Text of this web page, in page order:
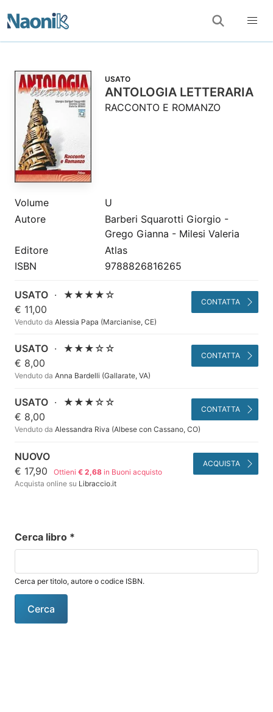
USATO
ANTOLOGIA LETTERARIA
RACCONTO E ROMANZO
Volume
U
Autore
Barberi Squarotti Giorgio -
Grego Gianna - Milesi Valeria
Editore
Atlas
ISBN
9788826816265
USATO ·
★★★★☆
€ 11,00
Venduto da Alessia Papa (Marcianise, CE)
CONTATTA
USATO ·
★★★☆☆
€ 8,00
Venduto da Anna Bardelli (Gallarate, VA)
CONTATTA
USATO ·
★★★☆☆
€ 8,00
Venduto da Alessandra Riva (Albese con Cassano, CO)
CONTATTA
NUOVO
€ 17,90
Ottieni€ 2,68 in Buoni acquisto
Acquista online su Libraccio.it
ACQUISTA
Cerca libro *
Cerca per titolo, autore o codice ISBN.